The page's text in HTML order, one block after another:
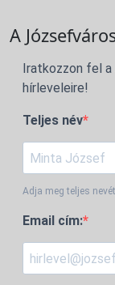
A
Iratkozzon fel
hírleveleire!
Teljes név
Adja meg teljes
Email cím: